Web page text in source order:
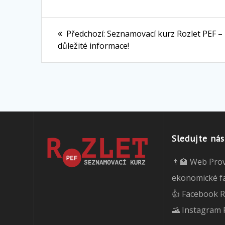
Navigace
pro
Předchozí: Předchozí
příspěvek:
Seznamovací kurz Rozlet PEF –
důležité informace!
Sledujte nás
👨‍🏫 Web
ekonomické
👍 Facebook
🌄 Instagram